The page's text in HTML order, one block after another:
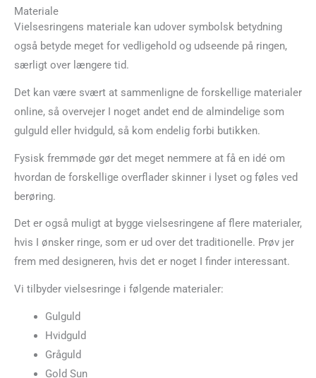
Materiale
Vielsesringens materiale kan udover symbolsk betydning
også betyde meget for vedligehold og udseende på ringen,
særligt over længere tid.
Det kan være svært at sammenligne de forskellige materialer
online, så overvejer I noget andet end de almindelige som
gulguld eller hvidguld, så kom endelig forbi butikken.
Fysisk fremmøde gør det meget nemmere at få en idé om
hvordan de forskellige overflader skinner i lyset og føles ved
berøring.
Det er også muligt at bygge vielsesringene af flere materialer,
hvis I ønsker ringe, som er ud over det traditionelle. Prøv jer
frem med designeren, hvis det er noget I finder interessant.
Vi tilbyder vielsesringe i følgende materialer:
Gulguld
Hvidguld
Gråguld
Gold Sun